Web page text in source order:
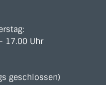
17.00 Uhr
geschlossen)